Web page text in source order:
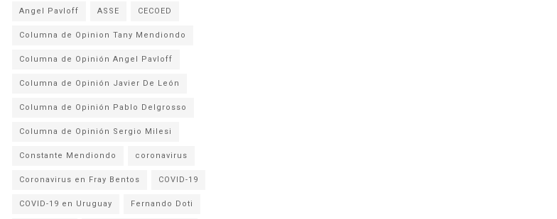
Angel Pavloff ASSE CECOED
Columna de Opinion Tany Mendiondo
Columna de Opinión Angel Pavloff
Columna de Opinión Javier De León
Columna de Opinión Pablo Delgrosso
Columna de Opinión Sergio Milesi
Constante Mendiondo coronavirus
Coronavirus en Fray Bentos COVID-19
COVID-19 en Uruguay Fernando Doti